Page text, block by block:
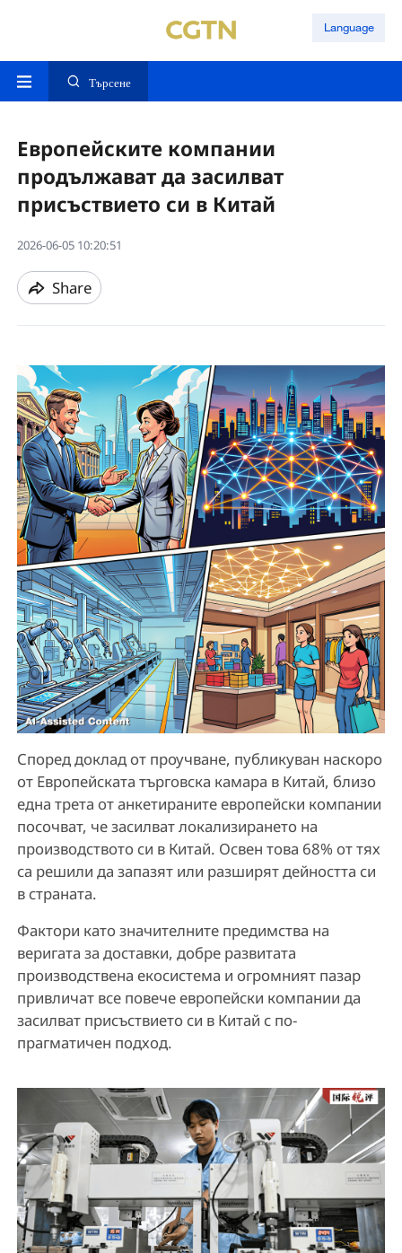
Language
Търсене
Европейските компании
продължават да засилват
присъствието си в Китай
2026-06-05 10:20:51
Share
Според доклад от проучване, публикуван наскоро
от Европейската търговска камара в Китай, близо
една трета от анкетираните европейски компании
посочват, че засилват локализирането на
производството си в Китай. Освен това 68% от тях
са решили да запазят или разширят дейността си
в страната.
Фактори като значителните предимства на
веригата за доставки, добре развитата
производствена екосистема и огромният пазар
привличат все повече европейски компании да
засилват присъствието си в Китай с по-
прагматичен подход.